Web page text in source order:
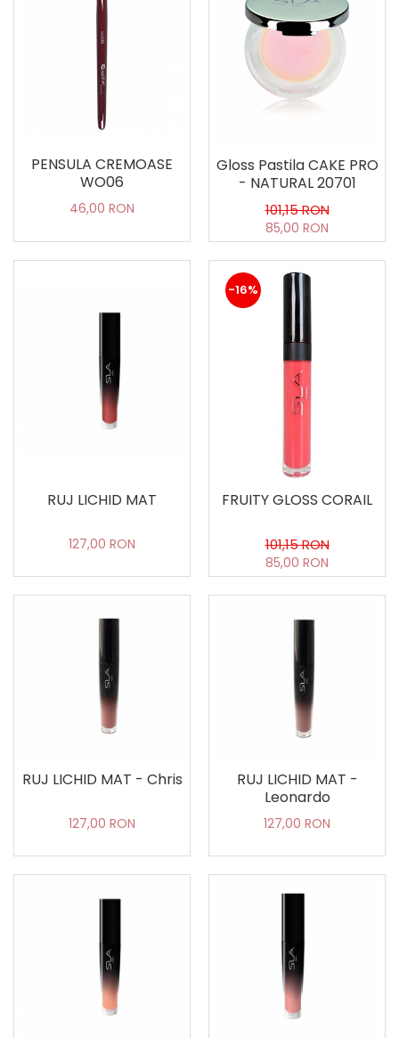
SPRAY FIXATOR MAKE-UP
PENSULE MOONLIGHT - EDITIE
PENSULA CREMOASE
WO06
46,00 RON
Gloss Pastila CAKE PRO
- NATURAL 20701
101,15 RON
85,00 RON
RUJ LICHID MAT
127,00 RON
-16%
FRUITY GLOSS CORAIL
101,15 RON
85,00 RON
RUJ LICHID MAT - Chris
127,00 RON
RUJ LICHID MAT -
Leonardo
127,00 RON